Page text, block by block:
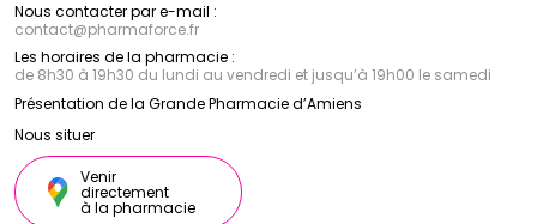
Nous contacter par e-mail :
contact@pharmaforce.fr
Les horaires de la pharmacie :
de 8h30 à 19h30 du lundi au vendredi et jusqu’à 19h00 le samedi
Présentation de la Grande Pharmacie d’Amiens
Nous situer
Venir
directement
à la pharmacie